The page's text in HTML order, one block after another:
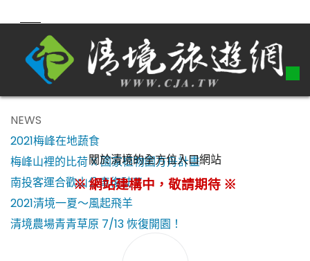
NEWS
2021梅峰在地蔬食
梅峰山裡的比荷 X 國家植物園方舟計畫
南投客運合歡山公車復駛了！
2021清境一夏～風起飛羊
清境農場青青草原 7/13 恢復開園！
關於清境的全方位入口網站
※ 網站建構中，敬請期待 ※